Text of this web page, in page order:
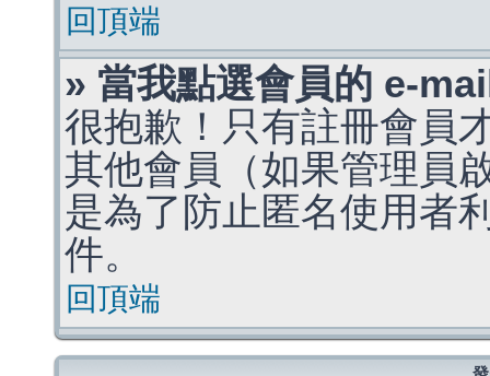
回頂端
» 當我點選會員的 e-
很抱歉！只有註冊會員
其他會員（如果管理員
是為了防止匿名使用者
件。
回頂端